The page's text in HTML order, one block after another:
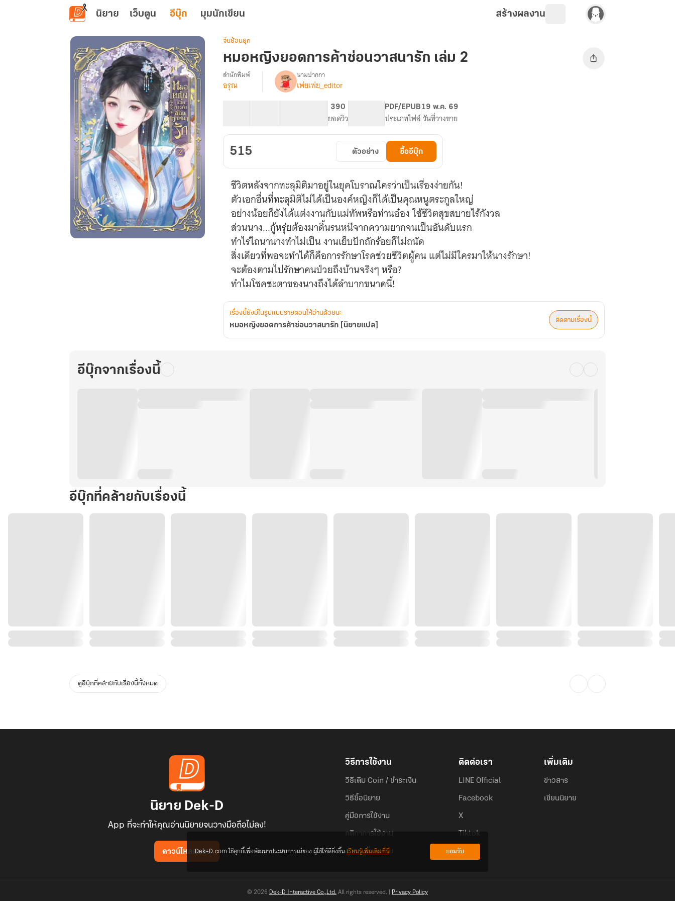
ข้ามไปยังเนื้อหาหลัก
นิยาย เว็บตูน อีบุ๊ก มุมนักเขียน สร้างผลงาน
จีนย้อนยุค
หมอหญิงยอดการค้าซ่อนวาสนารัก เล่ม 2
เรื่อง
หมอ
ค้า
ซ่อน
วาสนา
รัก
แปล]
สำนักพิมพ์
อรุณ
นามปากกา
เพ่ยเพ่ย_editor
390
ยอดวิว
PDF/EPUB
ประเภทไฟล์
19 พ.ค. 69
วันที่วางขาย
515 ตัวอย่าง ซื้ออีบุ๊ก
ชีวิตหลังจากทะลุมิติมาอยู่ในยุคโบราณใครว่าเป็นเรื่องง่ายกัน!
ตัวเอกอื่นที่ทะลุมิติไม่ได้เป็นองค์หญิงก็ได้เป็นคุณหนูตระกูลใหญ่
อย่างน้อยก็ยังได้แต่งงานกับแม่ทัพหรือท่านอ๋อง ใช้ชีวิตสุขสบายไร้กังวล
ส่วนนาง...กู้หรุ่ยต้องมาดิ้นรนหนีจากความยากจนเป็นอันดับแรก
ทำไร่ไถนานางทำไม่เป็น งานเย็บปักถักร้อยก็ไม่ถนัด
สิ่งเดียวที่พอจะทำได้ก็คือการรักษาโรคช่วยชีวิตผู้คน แต่ไม่มีใครมาให้นางรักษา!
จะต้องตามไปรักษาคนป่วยถึงบ้านจริงๆ หรือ?
ทำไมโชคชะตาของนางถึงได้ลำบากขนาดนี้!
เรื่องนี้ยังมีในรูปแบบรายตอนให้อ่านด้วยนะ
หมอหญิงยอดการค้าซ่อนวาสนารัก [นิยายแปล]
ติดตามเรื่องนี้
อีบุ๊กจากเรื่องนี้
อีบุ๊กที่คล้ายกับเรื่องนี้
ดูอีบุ๊กที่คล้ายกับเรื่องนี้ทั้งหมด
นิยาย Dek-D
App ที่จะทำให้คุณอ่านนิยายจนวางมือถือไม่ลง!
ดาวน์โหลดแอป
วิธีการใช้งาน
วิธีเติม Coin / ชำระเงิน
วิธีซื้อนิยาย
คู่มือการใช้งาน
กติกาการใช้งาน
คำถามที่พบบ่อย
ติดต่อเรา
LINE Official
Facebook
X
Tiktok
เพิ่มเติม
ข่าวสาร
เขียนนิยาย
© 2026 Dek-D Interactive Co.,Ltd. All rights reserved. | Privacy Policy
Dek-D.com ใช้คุกกี้เพื่อพัฒนาประสบการณ์ของ ผู้ใช้ให้ดียิ่งขึ้นเรียนรู้เพิ่มเติมที่นี่ ยอมรับ